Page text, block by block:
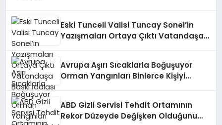
Eski Tunceli Valisi Tuncay Sonel’in
Yazışmaları Ortaya Çıktı Vatandaşa
Avrupa Aşırı Sıcaklarla Boğuşuyor
Orman Yangınları Binlerce Kişiyi
ABD Gizli Servisi Tehdit Ortamının
Rekor Düzeyde Değişken Olduğunu